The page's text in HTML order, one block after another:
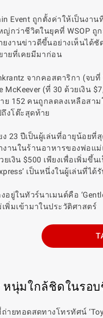
Event ถูกตั้งค่าให้เป็นง
ญ่กว่าชีวิตในยุคที่ WSOP
ยงานข่าวดีขึ้นอย่างเห็นได้
ายที่เคยมีมาก่อน
จากคอสตาริกา (จบ
McKeever (ที่ 30 ด้วยเงิน
152 คนถูกลดลงเหลือสา
งโต๊ะสุดท้าย
ง 23 ปีเป็นผู้เล่นที่อายุน้อย
งานในร้านอาหารของพ่อแ
ยเงิน $500 เพียงเพื่อเพิ่ม
เป็นหนึ่งในผู้เล่นที่
ยู่ในทัวร์นาเมนต์คือ
พิ่มเข้ามาในประวัติศาสตร์
หนุ่มใกล้ชิดในรอ
ยทอดสดทางโทรทัศน์